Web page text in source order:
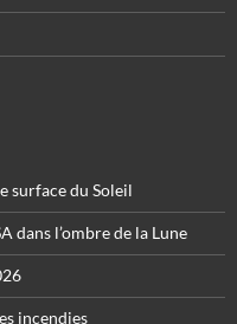
surface du Soleil
dans l’ombre de la Lune
incendies